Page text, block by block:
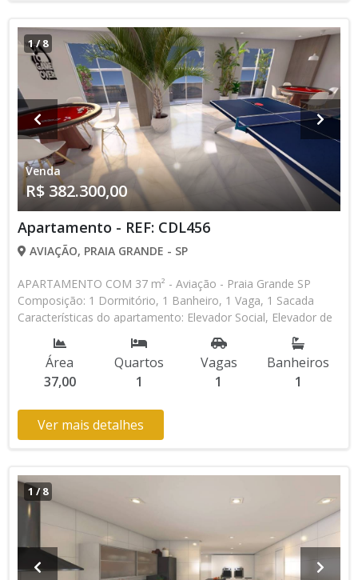
1/8
Venda
R$ 382.300,00
Apartamento - REF: CDL456
AVIAÇÃO, PRAIA GRANDE - SP
APARTAMENTO COM 37 m² - Aviação - Praia Grande SP
Composição: 1 Dormitório, 1 Banheiro, 1 Vaga, 1 Sacada
Características do apartamento: Elevador Social, Elevador de
Serviço, Portão Automático, Lavanderia, Piscina, Piscina
Infantil, Salão de Jogos, Espaço Kids Aceita Financiamento
Bancário Lançamento, Em Obras * Os valores e
disponibilidade podem ser alterados sem prévio aviso. Favor
Área
37,00
Quartos
1
Vagas
1
Banheiros
1
Ver mais detalhes
1/8